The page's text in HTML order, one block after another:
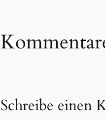
Schreibe einen